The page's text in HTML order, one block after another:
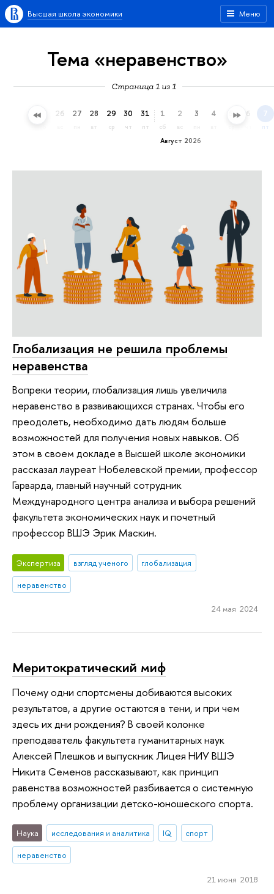
Меню
Высшая школа экономики
Тема «неравенство»
Страница 1 из 1
25 26 27 28
вт
29
ср
30
чт
31
пт
Август 2026
1
сб
2
вс
3 4 5 6 7
пт
Глобализация не решила проблемы
неравенства
Вопреки теории, глобализация лишь увеличила
неравенство в развивающихся странах. Чтобы его
преодолеть, необходимо дать людям больше
возможностей для получения новых навыков. Об
этом в своем докладе в Высшей школе экономики
рассказал лауреат Нобелевской премии, профессор
Гарварда, главный научный сотрудник
Международного центра анализа и выбора решений
факультета экономических наук и почетный
профессор ВШЭ Эрик Маскин.
Экспертиза взгляд ученого
глобализация
неравенство
24 мая 2024
Меритократический миф
Почему одни спортсмены добиваются высоких
результатов, а другие остаются в тени, и при чем
здесь их дни рождения? В своей колонке
преподаватель факультета гуманитарных наук
Алексей Плешков и выпускник Лицея НИУ ВШЭ
Никита Семенов рассказывают, как принцип
равенства возможностей разбивается о системную
проблему организации детско-юношеского спорта.
Наука исследования и аналитика IQ
спорт
неравенство
21 июня 2018